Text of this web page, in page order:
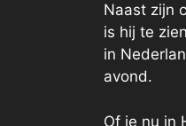
Naast zijn
is hij te
in
avond.
Of je nu in